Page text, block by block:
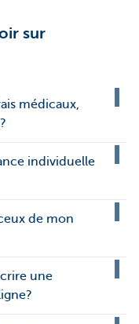
sur
médicaux,
individuelle
de mon
une